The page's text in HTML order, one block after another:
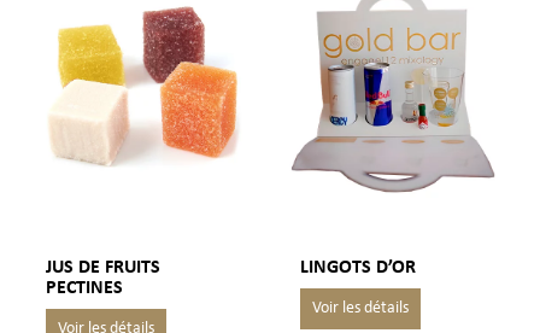
JUS DE FRUITS
PECTINES
LINGOTS D’OR